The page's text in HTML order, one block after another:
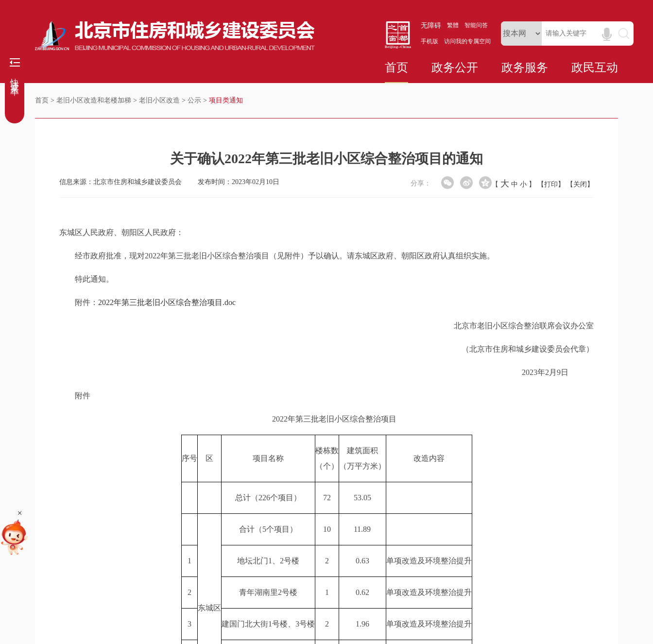
无障碍 繁體 智能问答
手机版 访问我的专属空间
首页 政务公开 政务服务 政民互动
首页 > 老旧小区改造和老楼加梯 > 老旧小区改造 > 公示 > 项目类通知
关于确认2022年第三批老旧小区综合整治项目的通知
信息来源：北京市住房和城乡建设委员会 发布时间：2023年02月10日 分享： 【 大 中 小 】 【打印】 【关闭】
东城区人民政府、朝阳区人民政府：
经市政府批准，现对2022年第三批老旧小区综合整治项目（见附件）予以确认。请东城区政府、朝阳区政府认真组织实施。
特此通知。
附件： 2022年第三批老旧小区综合整治项目.doc
北京市老旧小区综合整治联席会议办公室
（北京市住房和城乡建设委员会代章）
2023年2月9日
附件
2022年第三批老旧小区综合整治项目
序号 区 项目名称
楼栋数
（个）
建筑面积
（万平方米）
改造内容
总计（226个项目） 72 53.05
东城区
合计（5个项目） 10 11.89
1 地坛北门1、2号楼 2 0.63 单项改造及环境整治提升
2 青年湖南里2号楼 1 0.62 单项改造及环境整治提升
3 建国门北大街1号楼、3号楼 2 1.96 单项改造及环境整治提升
+
快捷菜单